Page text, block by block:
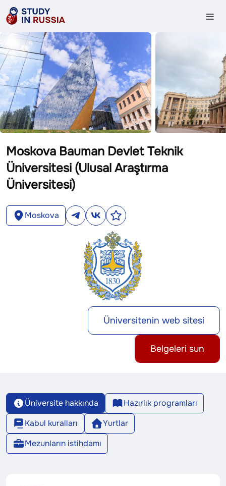
Moskova Bauman Devlet Teknik
Üniversitesi (Ulusal Araştırma
Üniversitesi)
Moskova
Üniversitenin web sitesi
Belgeleri sun
Üniversite hakkında
Hazırlık programları
Kabul kuralları
Yurtlar
Mezunların istihdamı